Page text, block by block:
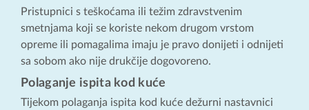
Pristupnici s teškoćama ili težim zdravstvenim
smetnjama koji se koriste nekom drugom vrstom
opreme ili pomagalima imaju je pravo donijeti i odnijeti
sa sobom ako nije drukčije dogovoreno.
Polaganje ispita kod kuće
Tijekom polaganja ispita kod kuće dežurni nastavnici